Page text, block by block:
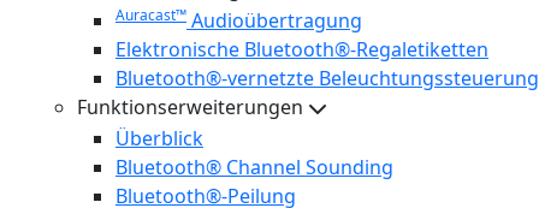
Auracast™ Audioübertragung
Elektronische Bluetooth®-Regaletiketten
Bluetooth®-vernetzte Beleuchtungssteuerung
Funktionserweiterungen
Überblick
Bluetooth® Channel Sounding
Bluetooth®-Peilung